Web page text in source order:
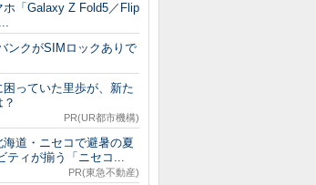
ホ「Galaxy Z Fold5／Flip
ンクがSIMロックありで
っていた里歩が、新た
PR(UR都市機構)
道・ニセコで避暑の夏
ティが揃う「ニセコ...
PR(東急不動産)